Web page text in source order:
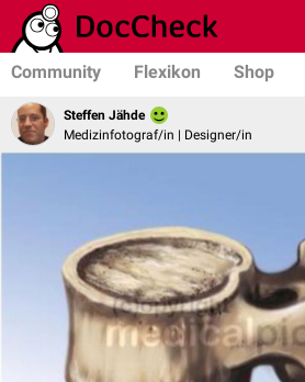
Community Flexikon Shop
Steffen Jähde
Medizinfotograf/in | Designer/in